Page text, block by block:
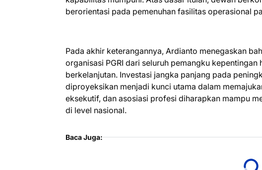
berorientasi pada pemenuhan fasilitas operasional
Pada akhir keterangannya, Ardianto menegaskan
organisasi PGRI dari seluruh pemangku kepentingan
berkelanjutan. Investasi jangka panjang pada
diproyeksikan menjadi kunci utama dalam
eksekutif, dan asosiasi profesi diharapkan mampu
di level nasional.
Baca Juga: